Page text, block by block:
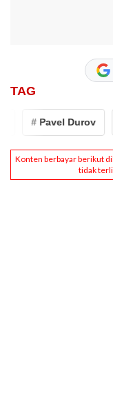
TAG
# Pavel Durov